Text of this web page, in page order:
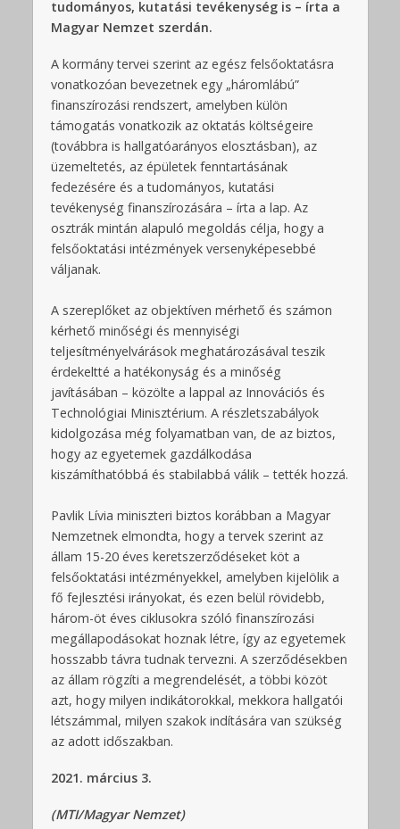
tudományos, kutatási tevékenység is – írta a
Magyar Nemzet szerdán.
A kormány tervei szerint az egész felsőoktatásra
vonatkozóan bevezetnek egy „háromlábú”
finanszírozási rendszert, amelyben külön
támogatás vonatkozik az oktatás költségeire
(továbbra is hallgatóarányos elosztásban), az
üzemeltetés, az épületek fenntartásának
fedezésére és a tudományos, kutatási
tevékenység finanszírozására – írta a lap. Az
osztrák mintán alapuló megoldás célja, hogy a
felsőoktatási intézmények versenyképesebbé
váljanak.
A szereplőket az objektíven mérhető és számon
kérhető minőségi és mennyiségi
teljesítményelvárások meghatározásával teszik
érdekeltté a hatékonyság és a minőség
javításában – közölte a lappal az Innovációs és
Technológiai Minisztérium. A részletszabályok
kidolgozása még folyamatban van, de az biztos,
hogy az egyetemek gazdálkodása
kiszámíthatóbbá és stabilabbá válik – tették hozzá.
Pavlik Lívia miniszteri biztos korábban a Magyar
Nemzetnek elmondta, hogy a tervek szerint az
állam 15-20 éves keretszerződéseket köt a
felsőoktatási intézményekkel, amelyben kijelölik a
fő fejlesztési irányokat, és ezen belül rövidebb,
három-öt éves ciklusokra szóló finanszírozási
megállapodásokat hoznak létre, így az egyetemek
hosszabb távra tudnak tervezni. A szerződésekben
az állam rögzíti a megrendelését, a többi közöt
azt, hogy milyen indikátorokkal, mekkora hallgatói
létszámmal, milyen szakok indítására van szükség
az adott időszakban.
2021. március 3.
(MTI/Magyar Nemzet)